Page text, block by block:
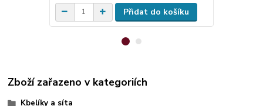
Přidat do košíku
Zboží zařazeno v kategoriích
Kbelíky a síta